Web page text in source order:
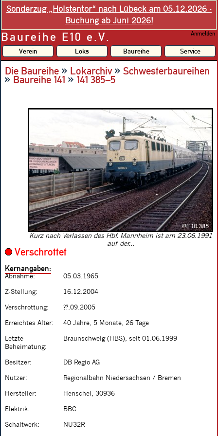
Sonderzug „Holstentor“ nach Lübeck am 05.12.2026 -
Buchung ab Juni 2026!
Baureihe E10 e.V. Anmelden
Verein Loks Baureihe Service
Die Baureihe » Lokarchiv» Schwesterbaureihen
»Baureihe 141 »141 385–5
Kurz nach Verlassen des Hbf. Mannheim ist am 23.06.1991
auf der...
Verschrottet
Kernangaben:
Abnahme: 05.03.1965
Z-Stellung: 16.12.2004
Verschrottung: ??.09.2005
Erreichtes Alter: 40 Jahre, 5 Monate, 26 Tage
Letzte
Beheimatung:
Braunschweig (HBS), seit 01.06.1999
Besitzer: DB Regio AG
Nutzer: Regionalbahn Niedersachsen / Bremen
Hersteller: Henschel, 30936
Elektrik: BBC
Schaltwerk: NU32R